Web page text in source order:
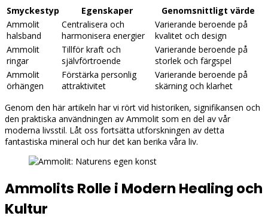
Smyckestyp Egenskaper
Genomsnittligt värde
Ammolit
halsband
Centralisera och
harmonisera energier
Varierande beroende på
kvalitet och design
Ammolit
ringar
Tillför kraft och
självförtroende
Varierande beroende på
storlek och färgspel
Ammolit
örhängen
Förstärka personlig
attraktivitet
Varierande beroende på
skärning och klarhet
Genom den här artikeln har vi rört vid historiken, signifikansen och
den praktiska användningen av Ammolit som en del av vår
moderna livsstil. Låt oss fortsätta utforskningen av detta
fantastiska mineral och hur det kan berika våra liv.
Ammolits Rolle i Modern Healing och
Kultur